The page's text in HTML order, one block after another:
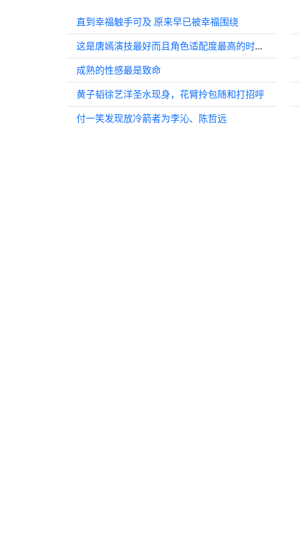
直到幸福触手可及 原来早已被幸福围绕
这是唐嫣演技最好而且角色适配度最高的时候，就喜欢她御姐冷脸的样子
成熟的性感最是致命
黄子韬徐艺洋圣水现身，花臂拎包随和打招呼
付一笑发现放冷箭者为李沁、陈哲远